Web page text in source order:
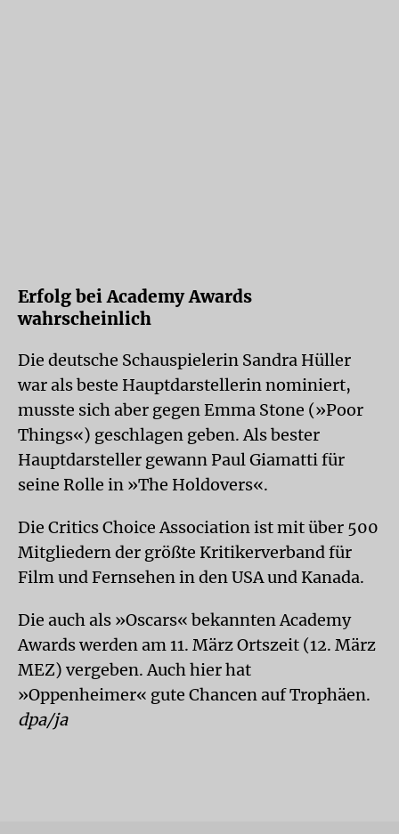
Erfolg bei Academy Awards
wahrscheinlich
Die deutsche Schauspielerin Sandra Hüller
war als beste Hauptdarstellerin nominiert,
musste sich aber gegen Emma Stone (»Poor
Things«) geschlagen geben. Als bester
Hauptdarsteller gewann Paul Giamatti für
seine Rolle in »The Holdovers«.
Die Critics Choice Association ist mit über 500
Mitgliedern der größte Kritikerverband für
Film und Fernsehen in den USA und Kanada.
Die auch als »Oscars« bekannten Academy
Awards werden am 11. März Ortszeit (12. März
MEZ) vergeben. Auch hier hat
»Oppenheimer« gute Chancen auf Trophäen.
dpa/ja